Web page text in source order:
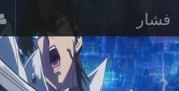
فشار